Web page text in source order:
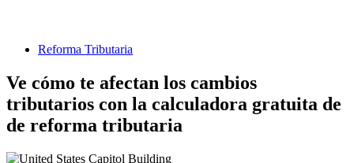
Reforma Tributaria
Ve cómo te afectan los cambios
tributarios con la calculadora gratuita de
de reforma tributaria